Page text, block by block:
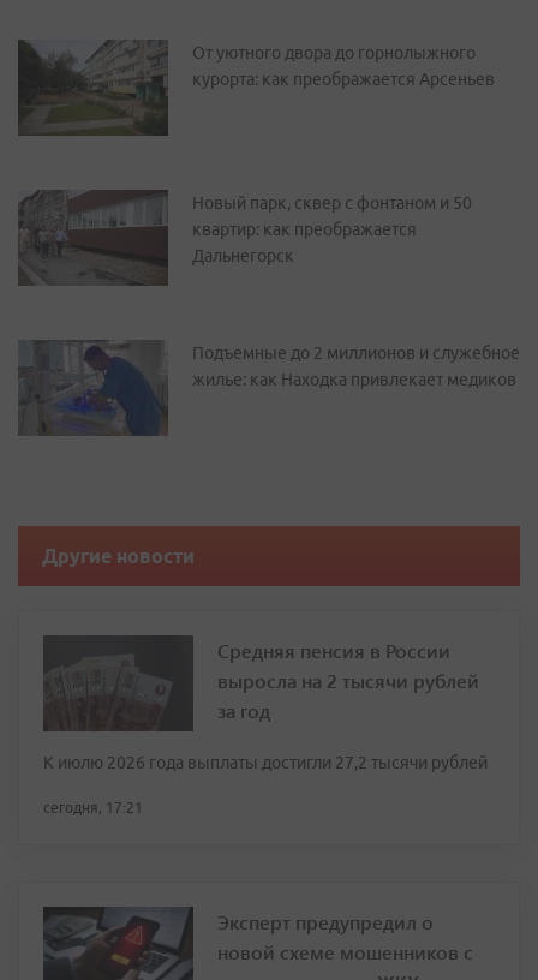
От уютного двора до горнолыжного
курорта: как преображается Арсеньев
Новый парк, сквер с фонтаном и 50
квартир: как преображается
Дальнегорск
Подъемные до 2 миллионов и служебное
жилье: как Находка привлекает медиков
Другие новости
Средняя пенсия в России
выросла на 2 тысячи рублей
за год
К июлю 2026 года выплаты достигли 27,2 тысячи рублей
сегодня, 17:21
Эксперт предупредил о
новой схеме мошенников с